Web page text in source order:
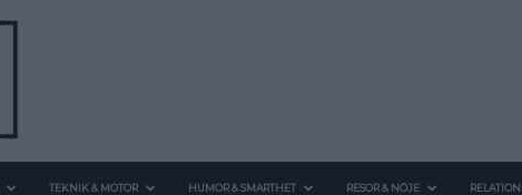
TEKNIK & MOTOR HUMOR & SMARTHET RESOR & NÖJE